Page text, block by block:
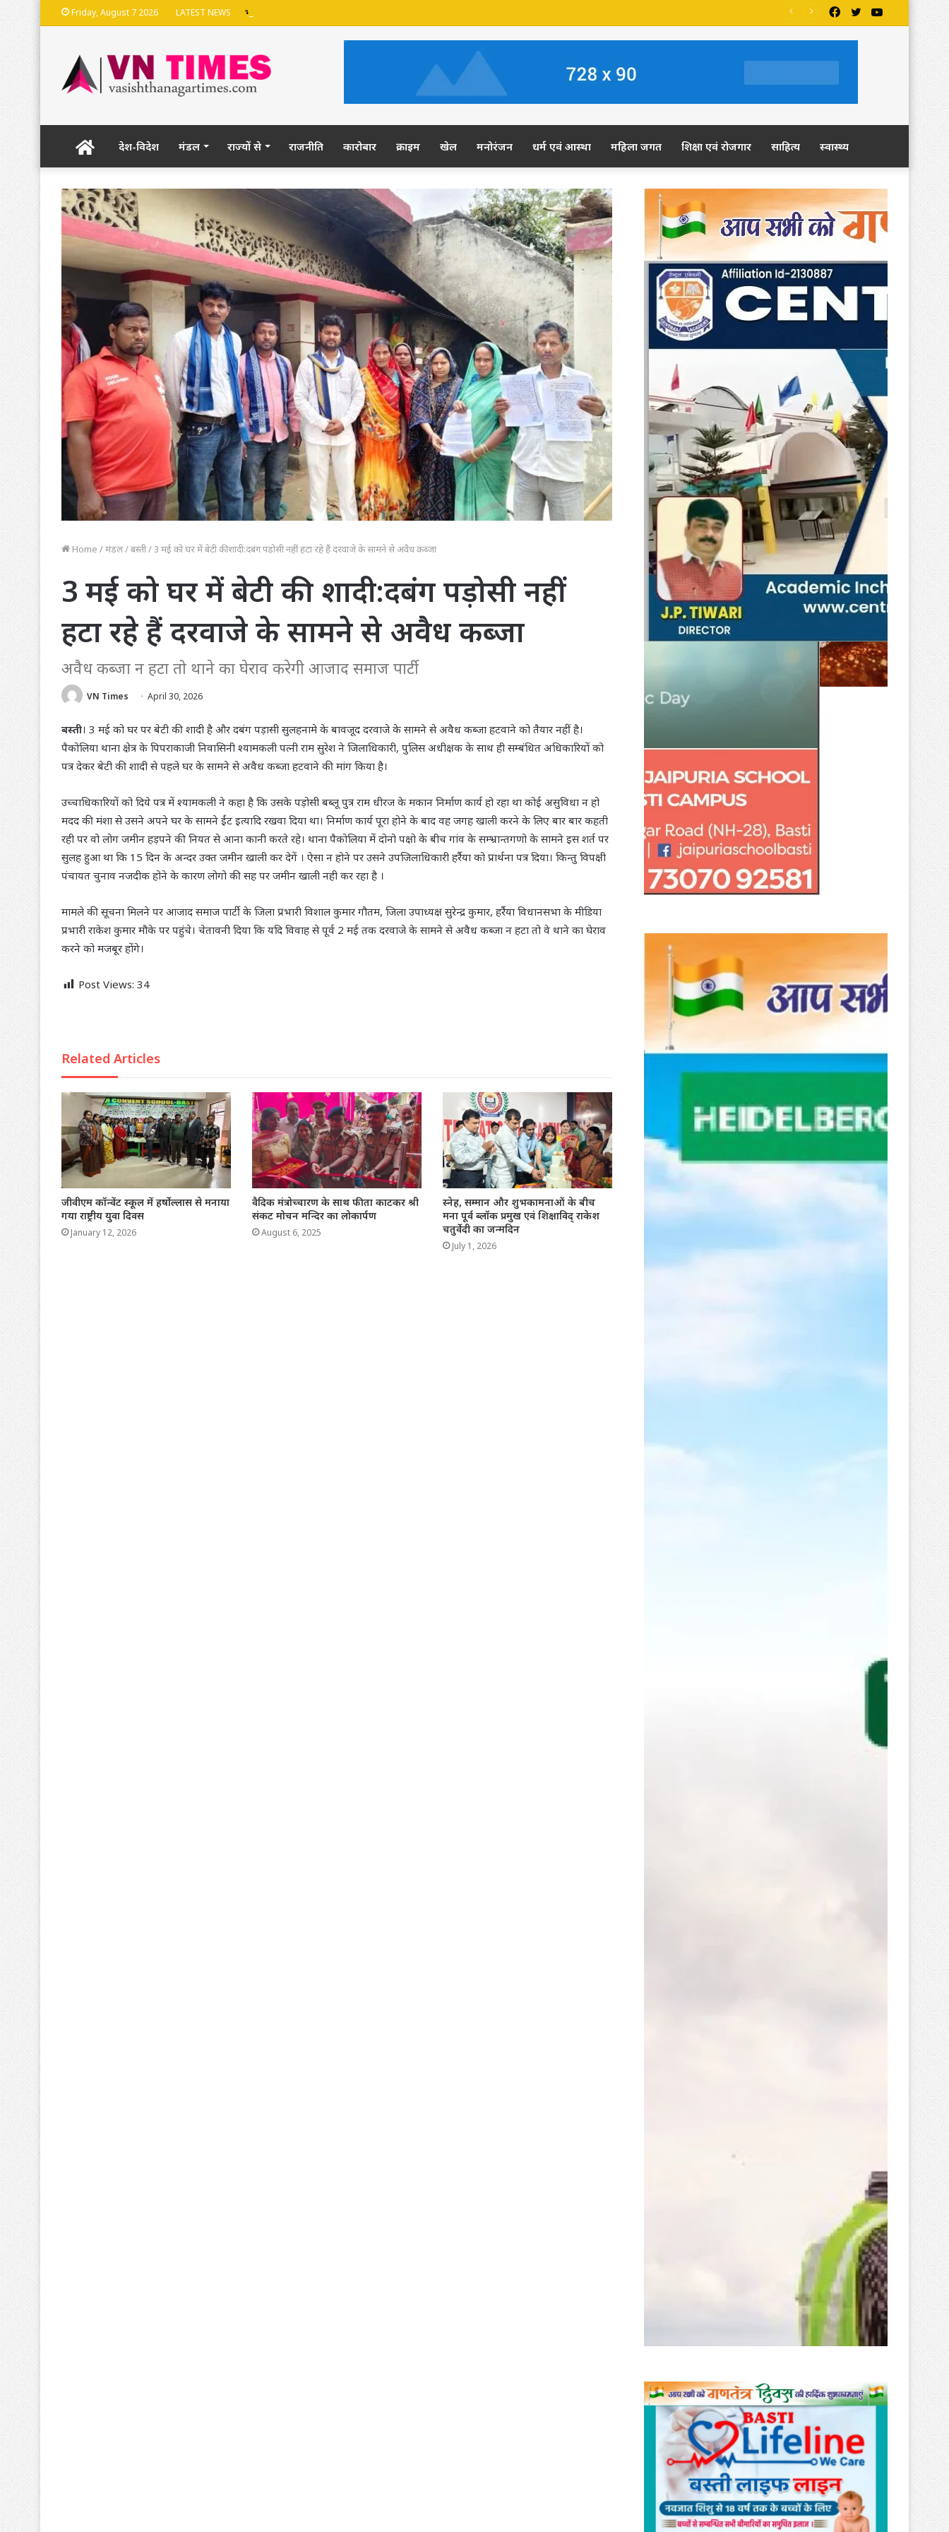
Friday, August 7 2026 LATEST NEWS भदेश्वरनाथ मंदिर की जमीन पर अवैध कब्जे का आरोप, ग्रामीण कल डीएम-एसपी से करेंगे शिकायत YouTube
Twitter
Facebook
Homeदेश-विदेश मंडल राज्यों से राजनीति कारोबार क्राइम खेल मनोरंजन धर्म एवं आस्था महिला जगत शिक्षा एवं रोजगार साहित्य स्वास्थ्य
Home /मंडल/बस्ती/3 मई को घर में बेटी की शादी:दबंग पड़ोसी नहीं हटा रहे हैं दरवाजे के सामने से अवैध कब्जा
3 मई को घर में बेटी की शादी:दबंग पड़ोसी नहीं
हटा रहे हैं दरवाजे के सामने से अवैध कब्जा
अवैध कब्जा न हटा तो थाने का घेराव करेगी आजाद समाज पार्टी
VN Times April 30, 2026
बस्ती। 3 मई को घर पर बेटी की शादी है और दबंग पड़ासी सुलहनामे के बावजूद दरवाजे के सामने से अवैध कब्जा हटवाने को तैयार नहीं है।
पैकोलिया थाना क्षेत्र के पिपराकाजी निवासिनी श्यामकली पत्नी राम सुरेश ने जिलाधिकारी, पुलिस अधीक्षक के साथ ही सम्बंधित अधिकारियों को
पत्र देकर बेटी की शादी से पहले घर के सामने से अवैध कब्जा हटवाने की मांग किया है।
उच्चाधिकारियों को दिये पत्र में श्यामकली ने कहा है कि उसके पड़ोसी बब्लू पुत्र राम धीरज के मकान निर्माण कार्य हो रहा था कोई असुविधा न हो
मदद की मंशा से उसने अपने घर के सामने ईंट इत्यादि रखवा दिया था। निर्माण कार्य पूरा होने के बाद वह जगह खाली करने के लिए बार बार कहती
रही पर वो लोग जमीन हड़पने की नियत से आना कानी करते रहे। थाना पैकोलिया में दोनो पक्षो के बीच गांव के सम्भ्रान्तगणो के सामने इस शर्त पर
सुलह हुआ था कि 15 दिन के अन्दर उक्त जमीन खाली कर देगें । ऐसा न होने पर उसने उपजिलाधिकारी हर्रैया को प्रार्थना पत्र दिया। किन्तु विपक्षी
पंचायत चुनाव नजदीक होने के कारण लोगो की सह पर जमीन खाली नही कर रहा है ।
मामले की सूचना मिलने पर आजाद समाज पार्टी के जिला प्रभारी विशाल कुमार गौतम, जिला उपाध्यक्ष सुरेन्द्र कुमार, हर्रैया विधानसभा के मीडिया
प्रभारी राकेश कुमार मौके पर पहुंचे। चेतावनी दिया कि यदि विवाह से पूर्व 2 मई तक दरवाजे के सामने से अवैध कब्जा न हटा तो वे थाने का घेराव
करने को मजबूर होंगे।
Post Views: 34
Related Articles
जीवीएम कॉन्वेंट स्कूल में हर्षोल्लास से मनाया
गया राष्ट्रीय युवा दिवस
January 12, 2026
वैदिक मंत्रोच्चारण के साथ फीता काटकर श्री
संकट मोचन मन्दिर का लोकार्पण
August 6, 2025
स्नेह, सम्मान और शुभकामनाओं के बीच
मना पूर्व ब्लॉक प्रमुख एवं शिक्षाविद् राकेश
चतुर्वेदी का जन्मदिन
July 1, 2026